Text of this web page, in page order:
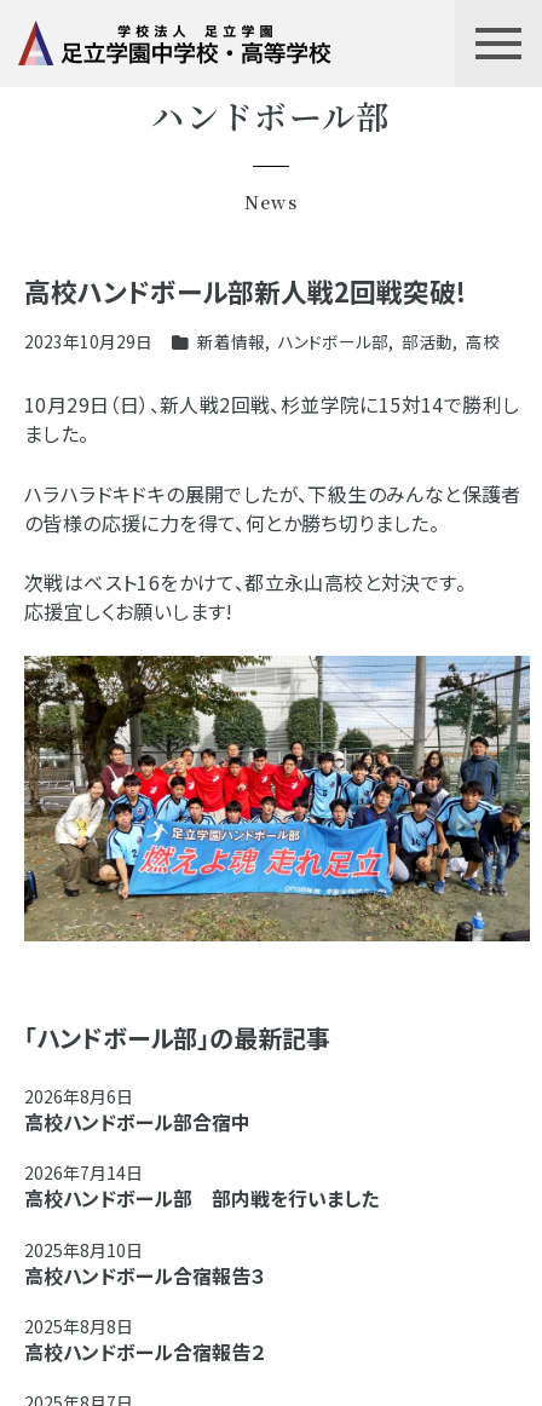
ハンドボール部
News
高校ハンドボール部新人戦2回戦突破!
2023年10月29日 新着情報, ハンドボール部, 部活動, 高校
10月29日（日）、新人戦2回戦、杉並学院に15対14で勝利し
ました。
ハラハラドキドキの展開でしたが、下級生のみんなと保護者
の皆様の応援に力を得て、何とか勝ち切りました。
次戦はベスト16をかけて、都立永山高校と対決です。
応援宜しくお願いします!
「ハンドボール部」の最新記事
2026年8月6日
高校ハンドボール部合宿中
2026年7月14日
高校ハンドボール部 部内戦を行いました
2025年8月10日
高校ハンドボール合宿報告３
2025年8月8日
高校ハンドボール合宿報告２